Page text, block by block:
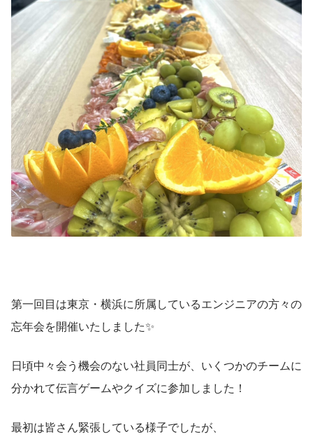
第一回目は東京・横浜に所属しているエンジニアの方々の
忘年会を開催いたしました✨
日頃中々会う機会のない社員同士が、いくつかのチームに
分かれて伝言ゲームやクイズに参加しました！
最初は皆さん緊張している様子でしたが、